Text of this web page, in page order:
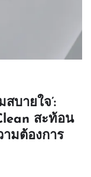
สบายใจ’:
สะท้อน
มต้องการ